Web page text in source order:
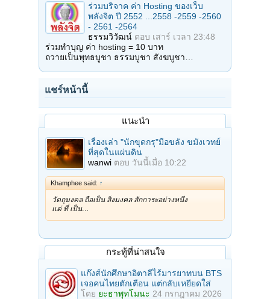
ร่วมบริจาค ค่า Hosting ของเว็บ
พลังจิต ปี 2552 ...2558 -2559 -2560
- 2561 -2564
ธรรมวิวัฒน์ ตอบ เสาร์ เวลา 23:48
ร่วมทำบุญ ค่า hosting = 10 บาท
ถวายเป็นพุทธบูชา ธรรมบูชา สังฆบูชา…
แชร์หน้านี้
แนะนำ
เรื่องเล่า "นักขุดกรุ"มือขลัง ขมังเวทย์
ที่สุดในแผ่นดิน
wanwi ตอบ วันนี้เมื่อ 10:22
Khamphee said: ↑
วัตถุมงคล ถือเป็น สิ่งมงคล สักการะอย่างหนึ่ง
แต่ ที่ เป็น…
กระทู้ที่น่าสนใจ
แก๊งส์นักศึกษาอิตาลีไร้มารยาทบน BTS
เจอคนไทยตักเตือน แต่กลับเหยียดใส่
โดย ยะธาพุทโมนะ 24 กรกฎาคม 2026